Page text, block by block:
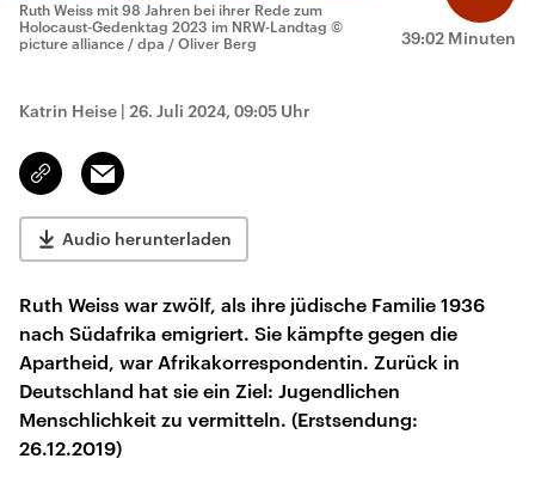
39:02 Minuten
Ruth Weiss mit 98 Jahren bei ihrer Rede zum
Holocaust-Gedenktag 2023 im NRW-Landtag ©
picture alliance / dpa / Oliver Berg
Katrin Heise | 26. Juli 2024, 09:05 Uhr
Link
kopieren/teilen
Email
Audio herunterladen
Ruth Weiss war zwölf, als ihre jüdische Familie 1936
nach Südafrika emigriert. Sie kämpfte gegen die
Apartheid, war Afrikakorrespondentin. Zurück in
Deutschland hat sie ein Ziel: Jugendlichen
Menschlichkeit zu vermitteln. (Erstsendung:
26.12.2019)